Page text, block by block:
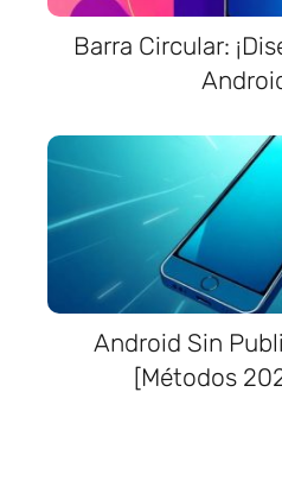
Barra Circular:
Android Sin
[Métodos